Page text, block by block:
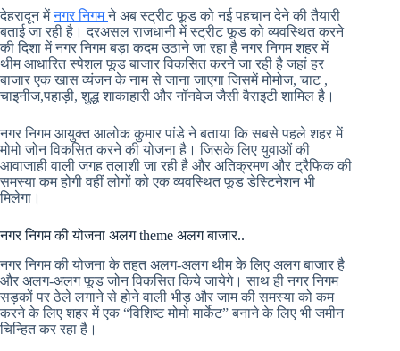
देहरादून मेंनगर निगमने अब स्ट्रीट फूड को नई पहचान देने की तैयारी
बताई जा रही है। दरअसल राजधानी में स्ट्रीट फूड को व्यवस्थित करने
की दिशा में नगर निगम बड़ा कदम उठाने जा रहा है नगर निगम शहर में
थीम आधारित स्पेशल फूड बाजार विकसित करने जा रही है जहां हर
बाजार एक खास व्यंजन के नाम से जाना जाएगा जिसमें मोमोज, चाट ,
चाइनीज,पहाड़ी, शुद्ध शाकाहारी और नॉनवेज जैसी वैराइटी शामिल है।
नगर निगम आयुक्त आलोक कुमार पांडे ने बताया कि सबसे पहले शहर में
मोमो जोन विकसित करने की योजना है। जिसके लिए युवाओं की
आवाजाही वाली जगह तलाशी जा रही है और अतिक्रमण और ट्रैफिक की
समस्या कम होगी वहीं लोगों को एक व्यवस्थित फूड डेस्टिनेशन भी
मिलेगा।
नगर निगम की योजना अलग theme अलग बाजार..
नगर निगम की योजना के तहत अलग-अलग थीम के लिए अलग बाजार है
और अलग-अलग फूड जोन विकसित किये जायेगे। साथ ही नगर निगम
सड़कों पर ठेले लगाने से होने वाली भीड़ और जाम की समस्या को कम
करने के लिए शहर में एक “विशिष्ट मोमो मार्केट” बनाने के लिए भी जमीन
चिन्हित कर रहा है।